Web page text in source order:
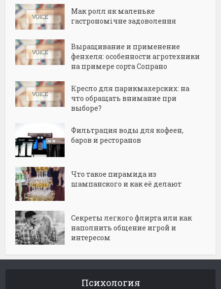
Мак ролл як маленьке
гастрономічне задоволення
Выращивание и применение
фенхеля: особенности агротехники
на примере сорта Сопрано
Кресло для парикмахерских: на
что обращать внимание при
выборе?
Фильтрация воды для кофеен,
баров и ресторанов
Что такое пирамида из
шампанского и как её делают
Секреты легкого флирта или как
наполнить общение игрой и
интересом
Психология